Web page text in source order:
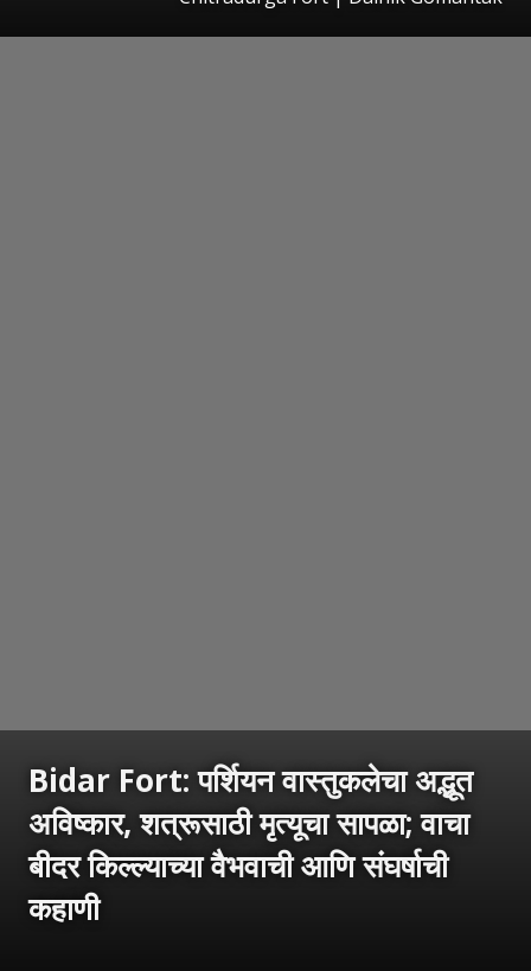
Bidar Fort: पर्शियन वास्तुकलेचा अद्भूत
अविष्कार, शत्रूसाठी मृत्यूचा सापळा; वाचा
बीदर किल्ल्याच्या वैभवाची आणि संघर्षाची
कहाणी